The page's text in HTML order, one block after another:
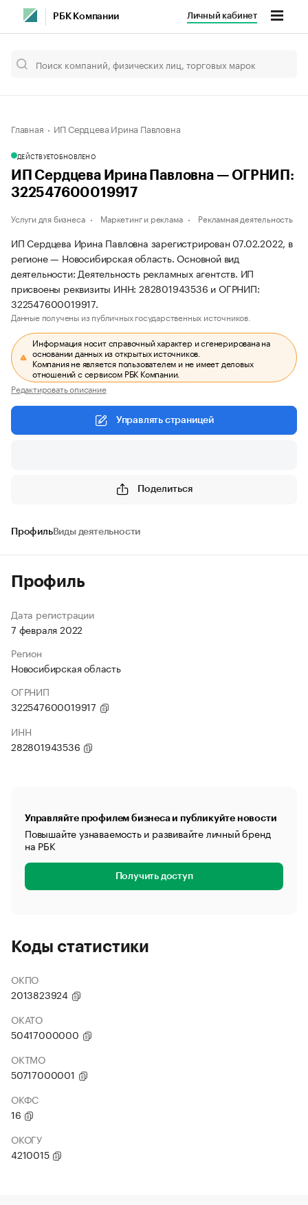
РБК Компании Личный кабинет
Главная ИП Сердцева Ирина Павловна
ДЕЙСТВУЕТОБНОВЛЕНО
ИП Сердцева Ирина Павловна — ОГРНИП:
322547600019917
Услуги для бизнеса Маркетинг и реклама Рекламная деятельность
ИП Сердцева Ирина Павловна зарегистрирован 07.02.2022, в
регионе — Новосибирская область. Основной вид
деятельности: Деятельность рекламных агентств. ИП
присвоены реквизиты ИНН: 282801943536 и ОГРНИП:
322547600019917.
Данные получены из публичных государственных источников.
Информация носит справочный характер и сгенерирована на
основании данных из открытых источников.
Компания не является пользователем и не имеет деловых
отношений с сервисом РБК Компании.
Редактировать описание
Управлять страницей
Поделиться
ПрофильВиды деятельности
Профиль
Дата регистрации
7 февраля 2022
Регион
Новосибирская область
ОГРНИП
322547600019917
ИНН
282801943536
Управляйте профилем бизнеса и публикуйте новости
Повышайте узнаваемость и развивайте личный бренд
на РБК
Получить доступ
Коды статистики
ОКПО
2013823924
ОКАТО
50417000000
ОКТМО
50717000001
ОКФС
16
ОКОГУ
4210015